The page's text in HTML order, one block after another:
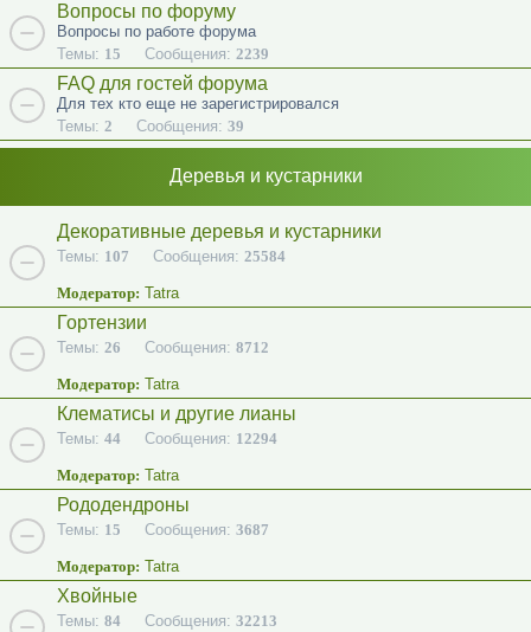
Вопросы по форуму
Вопросы по работе форума
Темы: 15 Сообщения: 2239
FAQ для гостей форума
Для тех кто еще не зарегистрировался
Темы: 2 Сообщения: 39
Деревья и кустарники
Декоративные деревья и кустарники
Темы: 107 Сообщения: 25584
Модератор: Tatra
Гортензии
Темы: 26 Сообщения: 8712
Модератор: Tatra
Клематисы и другие лианы
Темы: 44 Сообщения: 12294
Модератор: Tatra
Рододендроны
Темы: 15 Сообщения: 3687
Модератор: Tatra
Хвойные
Темы: 84 Сообщения: 32213